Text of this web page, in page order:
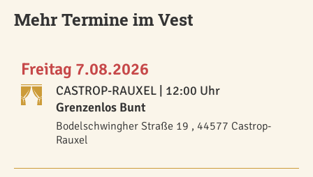
Mehr Termine im Vest
Freitag 7.08.2026
CASTROP-RAUXEL | 12:00 Uhr
Grenzenlos Bunt
Bodelschwingher Straße 19 , 44577 Castrop-
Rauxel